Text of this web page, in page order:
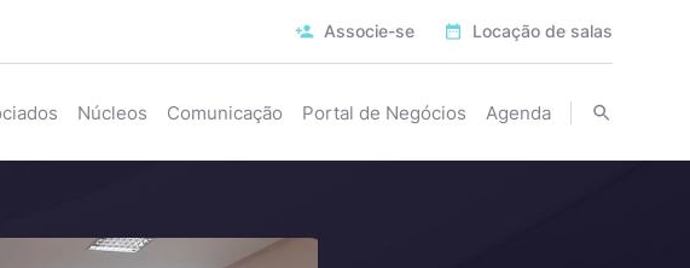
Associe-se Locação de salas
Núcleos Comunicação Portal de Negócios Agenda